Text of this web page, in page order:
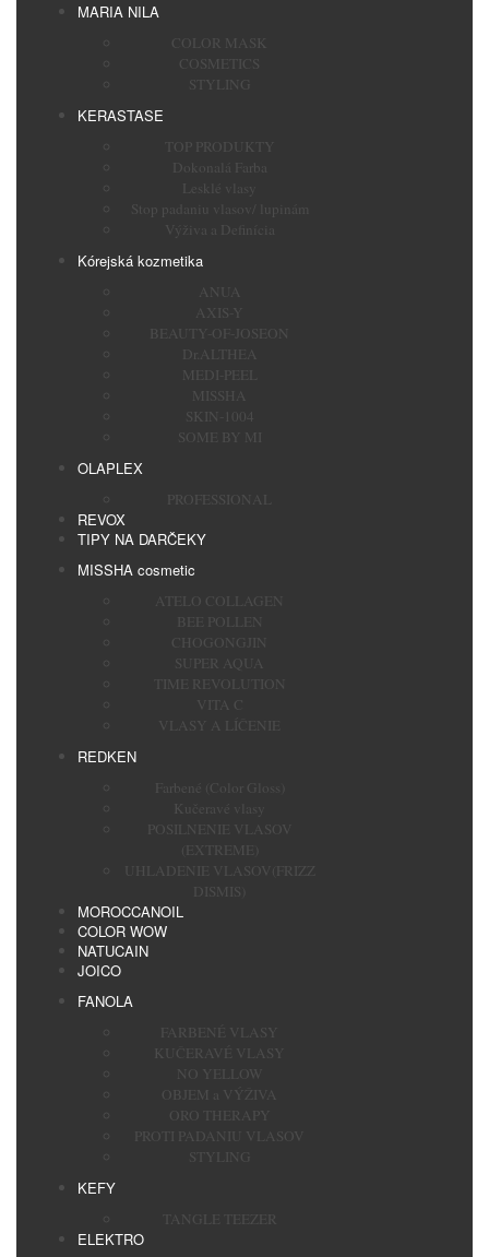
MARIA NILA
COLOR MASK
COSMETICS
STYLING
KERASTASE
TOP PRODUKTY
Dokonalá Farba
Lesklé vlasy
Stop padaniu vlasov/ lupinám
Výživa a Definícia
Kórejská kozmetika
ANUA
AXIS-Y
BEAUTY-OF-JOSEON
Dr.ALTHEA
MEDI-PEEL
MISSHA
SKIN-1004
SOME BY MI
OLAPLEX
PROFESSIONAL
REVOX
TIPY NA DARČEKY
MISSHA cosmetic
ATELO COLLAGEN
BEE POLLEN
CHOGONGJIN
SUPER AQUA
TIME REVOLUTION
VITA C
VLASY A LÍČENIE
REDKEN
Farbené (Color Gloss)
Kučeravé vlasy
POSILNENIE VLASOV
(EXTREME)
UHLADENIE VLASOV(FRIZZ
DISMIS)
MOROCCANOIL
COLOR WOW
NATUCAIN
JOICO
FANOLA
FARBENÉ VLASY
KUČERAVÉ VLASY
NO YELLOW
OBJEM a VÝŽIVA
ORO THERAPY
PROTI PADANIU VLASOV
STYLING
KEFY
TANGLE TEEZER
ELEKTRO